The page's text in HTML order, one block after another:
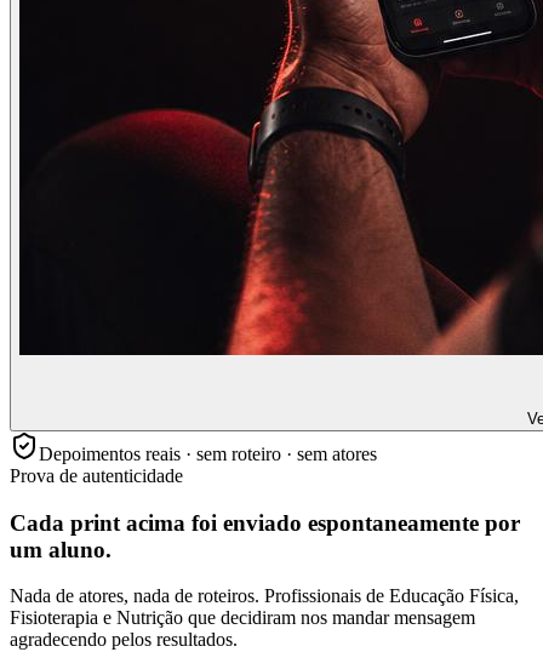
Depoimentos reais · sem roteiro · sem atores
Prova de autenticidade
Cada print acima foi enviado espontaneamente por
um aluno.
Nada de atores, nada de roteiros. Profissionais de Educação Física,
Fisioterapia e Nutrição que decidiram nos mandar mensagem
agradecendo pelos resultados.